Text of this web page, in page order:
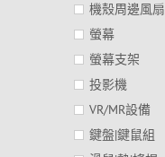
機殼周邊風扇
螢幕
螢幕支架
投影機
VR/MR設備
鍵盤|鍵鼠組